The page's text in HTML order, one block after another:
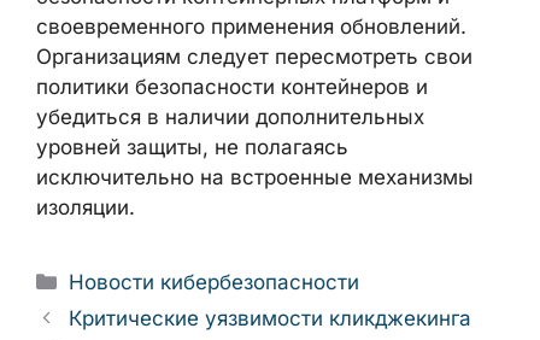
своевременного применения обновлений.
Организациям следует пересмотреть свои
политики безопасности контейнеров и
убедиться в наличии дополнительных
уровней защиты, не полагаясь
исключительно на встроенные механизмы
изоляции.
Рубрики
Новости кибербезопасности
Критические уязвимости кликджекинга